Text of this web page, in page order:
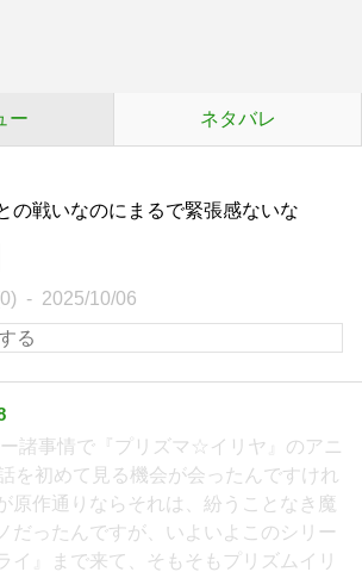
ー ネタバレ
の戦いなのにまるで緊張感ないな
2025/10/06
ー諸事情で『プリズマ☆イリヤ』のアニ
を初めて見る機会が会ったんですけれ
原作通りならそれは、紛うことなき魔
だったんですが、いよいよこのシリー
イ』まで来て、そもそもプリズムイリ